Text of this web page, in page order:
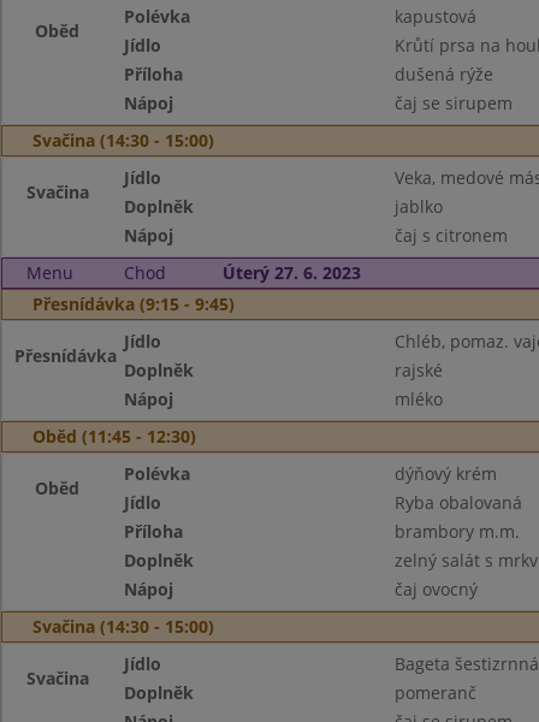
Oběd
Polévka
kapustová
Jídlo
Krůtí prsa na
Příloha
dušená rýže
Nápoj
čaj se sirupem
Svačina (14:30 - 15:00)
Svačina
Jídlo
Veka, medové
Doplněk
jablko
Nápoj
čaj s citronem
Menu
Chod
Úterý 27. 6. 2023
Přesnídávka (9:15 - 9:45)
Přesnídávka
Jídlo
Chléb, pomaz.
Doplněk
rajské
Nápoj
mléko
Oběd (11:45 - 12:30)
Oběd
Polévka
dýňový krém
Jídlo
Ryba obalovaná
Příloha
brambory m.m.
Doplněk
zelný salát s
Nápoj
čaj ovocný
Svačina (14:30 - 15:00)
Svačina
Jídlo
Bageta
Doplněk
pomeranč